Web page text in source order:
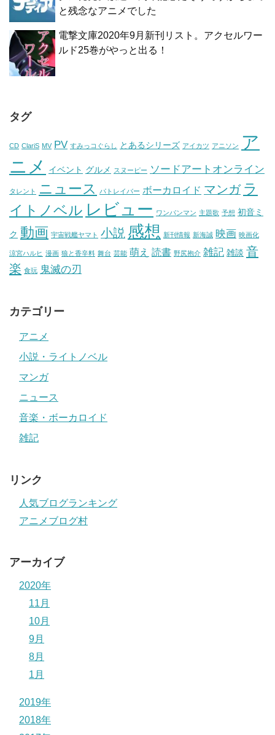
と残念なアニメでした
電撃文庫2020年9月新刊リスト。アクセルワー
ルド25巻がやっと出る！
タグ
CD ClariS MV PV すみっコぐらし とあるシリーズ アイカツ アニソン
ア
ニメ
イベント グルメ スヌーピー ソードアートオンライン
タレント ニュース パトレイバー ボーカロイド マンガ ラ
イトノベル レビュー ワンパンマン 主題歌 予想 初音ミ
ク 動画 宇宙戦艦ヤマト 小説 感想 新刊情報 新海誠 映画 映画化
涼宮ハルヒ 漫画 狼と香辛料 舞台 芸能 萌え 読書 野尻抱介 雑記 雑談 音
楽 食玩 鬼滅の刃
カテゴリー
アニメ
小説・ライトノベル
マンガ
ニュース
音楽・ボーカロイド
雑記
リンク
人気ブログランキング
アニメブログ村
アーカイブ
2020年
11月
10月
9月
8月
1月
2019年
2018年